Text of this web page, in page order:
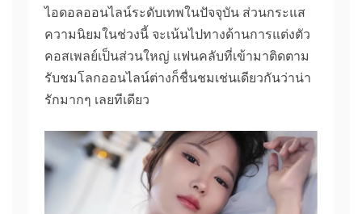
ไอดอลออนไลน์ระดับเทพในปัจจุบัน ส่วนกระแส
ความนิยมในช่วงนี้ จะเน้นไปทางด้านการแต่งตัว
คอสเพลย์เป็นส่วนใหญ่ แฟนคลับที่เข้ามาติดตาม
รับชมโลกออนไลน์ต่างก็ชื่นชมเช่นเดียวกันว่าน่า
รักมากๆ เลยทีเดียว